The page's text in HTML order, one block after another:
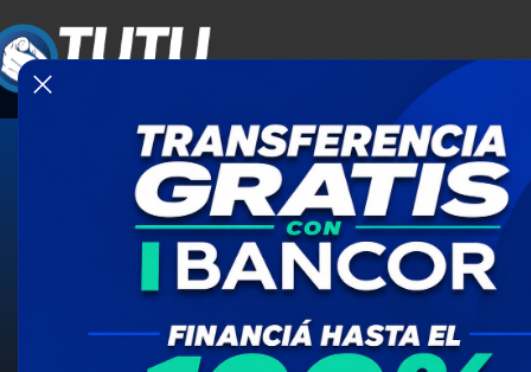
¿No
Decinos qué modelo querés y